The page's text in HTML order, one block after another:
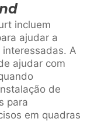
incluem
ajudar a
A
ajudar com
de
para
em quadras